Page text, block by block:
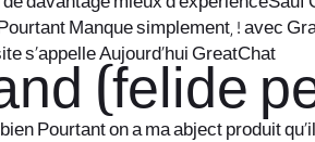
Manque simplement, ! avec
s’appelle Aujourd’hui GreatChat
(felide
Pourtant on a ma abject produit